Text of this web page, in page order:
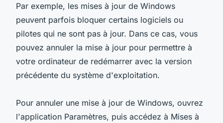
Par exemple, les mises à jour de Windows
peuvent parfois bloquer certains logiciels ou
pilotes qui ne sont pas à jour. Dans ce cas, vous
pouvez annuler la mise à jour pour permettre à
votre ordinateur de redémarrer avec la version
précédente du système d'exploitation.
Pour annuler une mise à jour de Windows, ouvrez
l'application Paramètres, puis accédez à Mises à